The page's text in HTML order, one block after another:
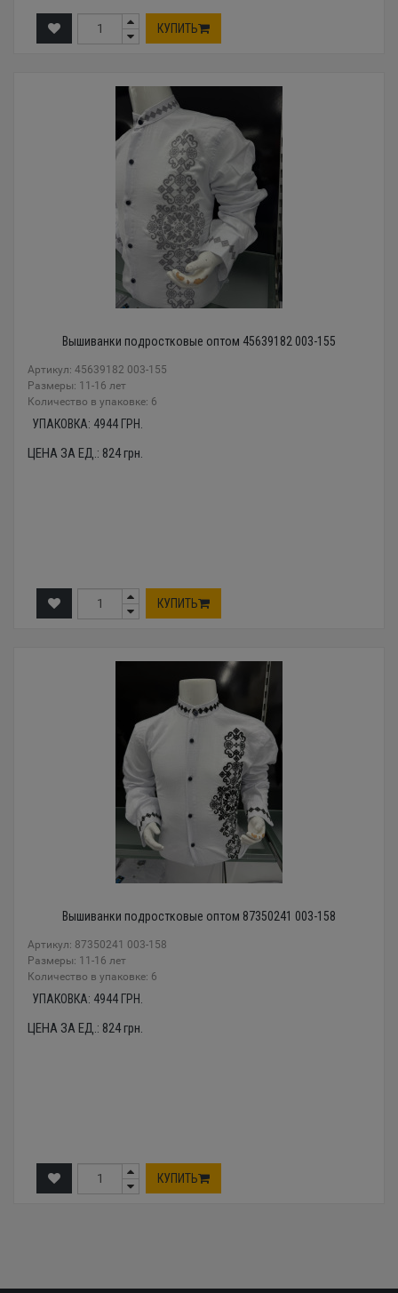
КУПИТЬ
Вышиванки подростковые оптом 45639182 003-155
Артикул: 45639182 003-155
Размеры: 11-16 лет
Количество в упаковке: 6
УПАКОВКА: 4944 ГРН.
ЦЕНА ЗА ЕД.: 824грн.
КУПИТЬ
Вышиванки подростковые оптом 87350241 003-158
Артикул: 87350241 003-158
Размеры: 11-16 лет
Количество в упаковке: 6
УПАКОВКА: 4944 ГРН.
ЦЕНА ЗА ЕД.: 824грн.
КУПИТЬ